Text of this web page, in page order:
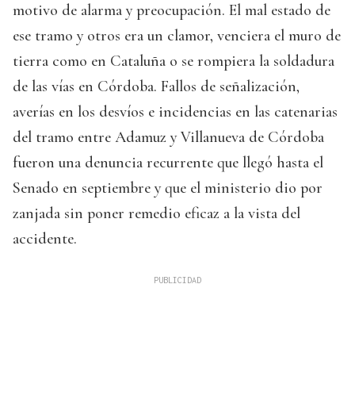
motivo de alarma y preocupación. El mal estado de
ese tramo y otros era un clamor, venciera el muro de
tierra como en Cataluña o se rompiera la soldadura
de las vías en Córdoba. Fallos de señalización,
averías en los desvíos e incidencias en las catenarias
del tramo entre Adamuz y Villanueva de Córdoba
fueron una denuncia recurrente que llegó hasta el
Senado en septiembre y que el ministerio dio por
zanjada sin poner remedio eficaz a la vista del
accidente.